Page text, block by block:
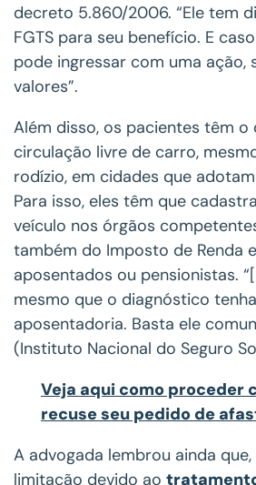
decreto 5.860/2006. “Ele tem
FGTS para seu benefício. E
pode ingressar com uma ação,
valores”.
Além disso, os pacientes têm o
circulação livre de carro,
rodízio, em cidades que
Para isso, eles têm que
veículo nos órgãos
também do Imposto de Renda
aposentados ou pensionistas.
mesmo que o diagnóstico
aposentadoria. Basta ele
(Instituto Nacional do Seguro
Veja aqui como proceder
recuse seu pedido de
A advogada lembrou ainda
limitação devido ao